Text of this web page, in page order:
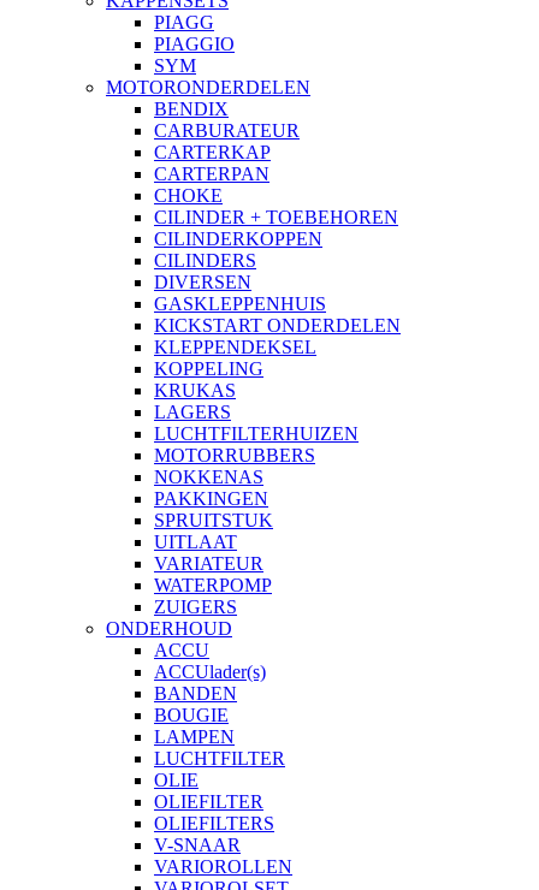
PIAGG
PIAGGIO
SYM
MOTORONDERDELEN
BENDIX
CARBURATEUR
CARTERKAP
CARTERPAN
CHOKE
CILINDER + TOEBEHOREN
CILINDERKOPPEN
CILINDERS
DIVERSEN
GASKLEPPENHUIS
KICKSTART ONDERDELEN
KLEPPENDEKSEL
KOPPELING
KRUKAS
LAGERS
LUCHTFILTERHUIZEN
MOTORRUBBERS
NOKKENAS
PAKKINGEN
SPRUITSTUK
UITLAAT
VARIATEUR
WATERPOMP
ZUIGERS
ONDERHOUD
ACCU
ACCUlader(s)
BANDEN
BOUGIE
LAMPEN
LUCHTFILTER
OLIE
OLIEFILTER
OLIEFILTERS
V-SNAAR
VARIOROLLEN